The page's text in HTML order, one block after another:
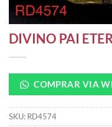
DIVINO PAI
COMPRAR VIA
SKU: RD4574